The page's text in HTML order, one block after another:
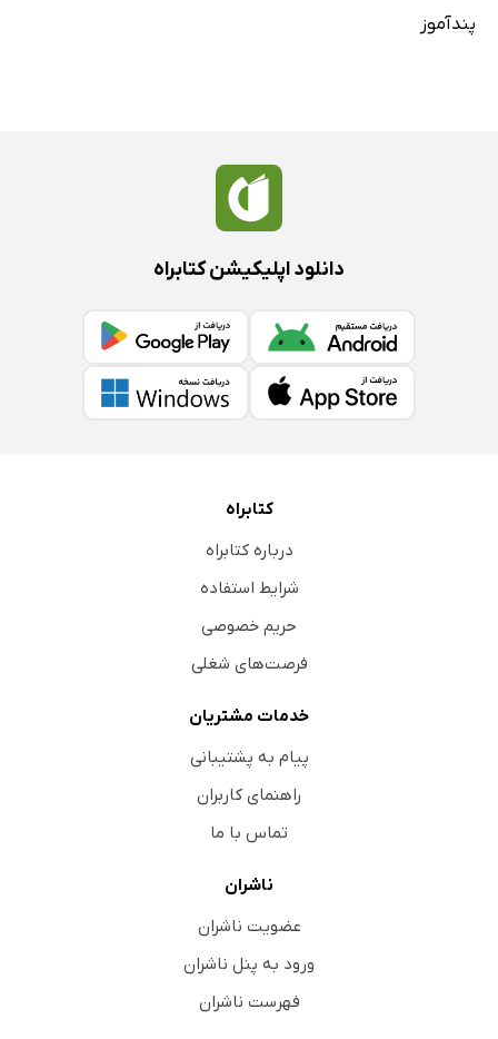
پندآموز
دانلود اپلیکیشن کتابراه
کتابراه
درباره کتابراه
شرایط استفاده
حریم خصوصی
فرصت‌های شغلی
خدمات مشتریان
پیام به پشتیبانی
راهنمای کاربران
تماس با ما
ناشران
عضویت ناشران
ورود به پنل ناشران
فهرست ناشران